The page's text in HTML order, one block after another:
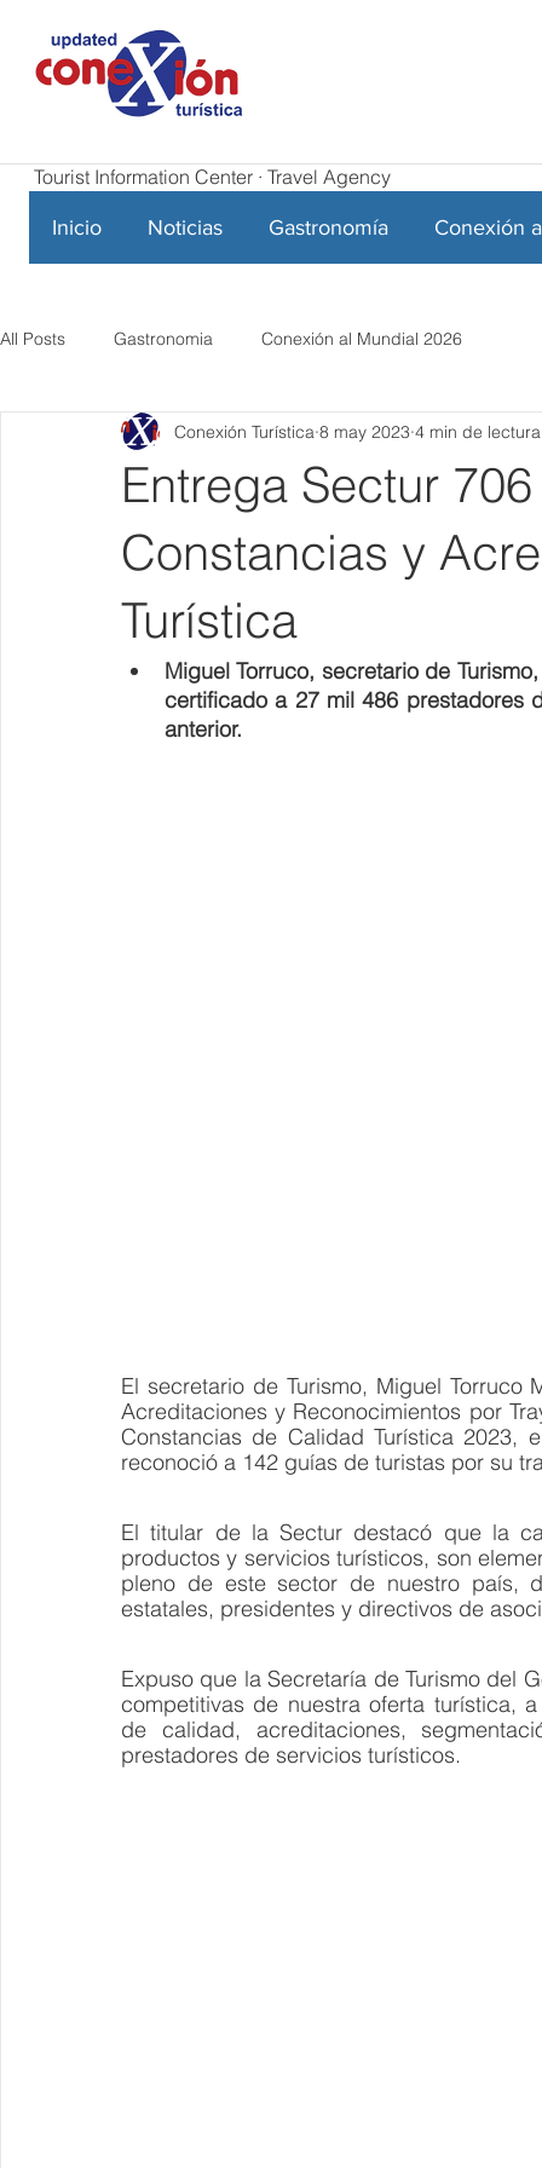
Tourist Information Center · Travel Agency
Inicio Noticias Gastronomía Conexión
All Posts Gastronomia Conexión al Mundial 2026
Entrega Sectur
Constancias y
Turística
Conexión Turística 8 may 2023 4 min de lectura
Miguel Torruco, secretario de
certificado a 27 mil 486 prestadores
anterior.
El secretario de Turismo, Miguel
Acreditaciones y Reconocimientos por
Constancias de Calidad Turística 2023,
reconoció a 142 guías de turistas por su
El titular de la Sectur destacó que la
productos y servicios turísticos, son
pleno de este sector de nuestro país,
estatales, presidentes y directivos de
Expuso que la Secretaría de Turismo del
competitivas de nuestra oferta turística,
de calidad, acreditaciones,
prestadores de servicios turísticos.